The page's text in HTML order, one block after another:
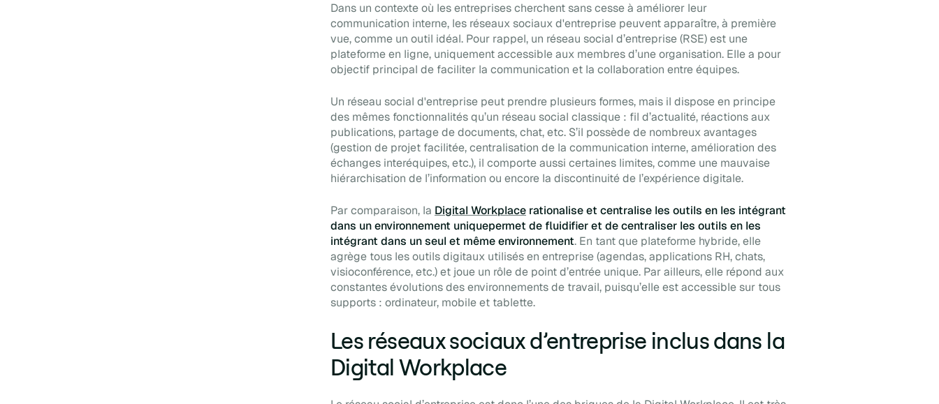
Dans un contexte où les entreprises cherchent sans cesse à améliorer leur
communication interne, les réseaux sociaux d'entreprise peuvent apparaître, à première
vue, comme un outil idéal. Pour rappel, un réseau social d’entreprise (RSE) est une
plateforme en ligne, uniquement accessible aux membres d’une organisation. Elle a pour
objectif principal de faciliter la communication et la collaboration entre équipes.
Un réseau social d'entreprise peut prendre plusieurs formes, mais il dispose en principe
des mêmes fonctionnalités qu’un réseau social classique : fil d’actualité, réactions aux
publications, partage de documents, chat, etc. S’il possède de nombreux avantages
(gestion de projet facilitée, centralisation de la communication interne, amélioration des
échanges interéquipes, etc.), il comporte aussi certaines limites, comme une mauvaise
hiérarchisation de l’information ou encore la discontinuité de l’expérience digitale.
Par comparaison, la Digital Workplace rationalise et centralise les outils en les intégrant
dans un environnement uniquepermet de fluidifier et de centraliser les outils en les
intégrant dans un seul et même environnement. En tant que plateforme hybride, elle
agrège tous les outils digitaux utilisés en entreprise (agendas, applications RH, chats,
visioconférence, etc.) et joue un rôle de point d’entrée unique. Par ailleurs, elle répond aux
constantes évolutions des environnements de travail, puisqu’elle est accessible sur tous
supports : ordinateur, mobile et tablette.
Les réseaux sociaux d’entreprise inclus dans la
Digital Workplace